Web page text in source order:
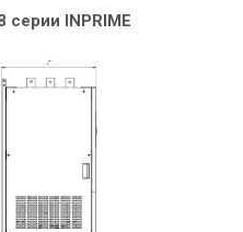
INPRIME